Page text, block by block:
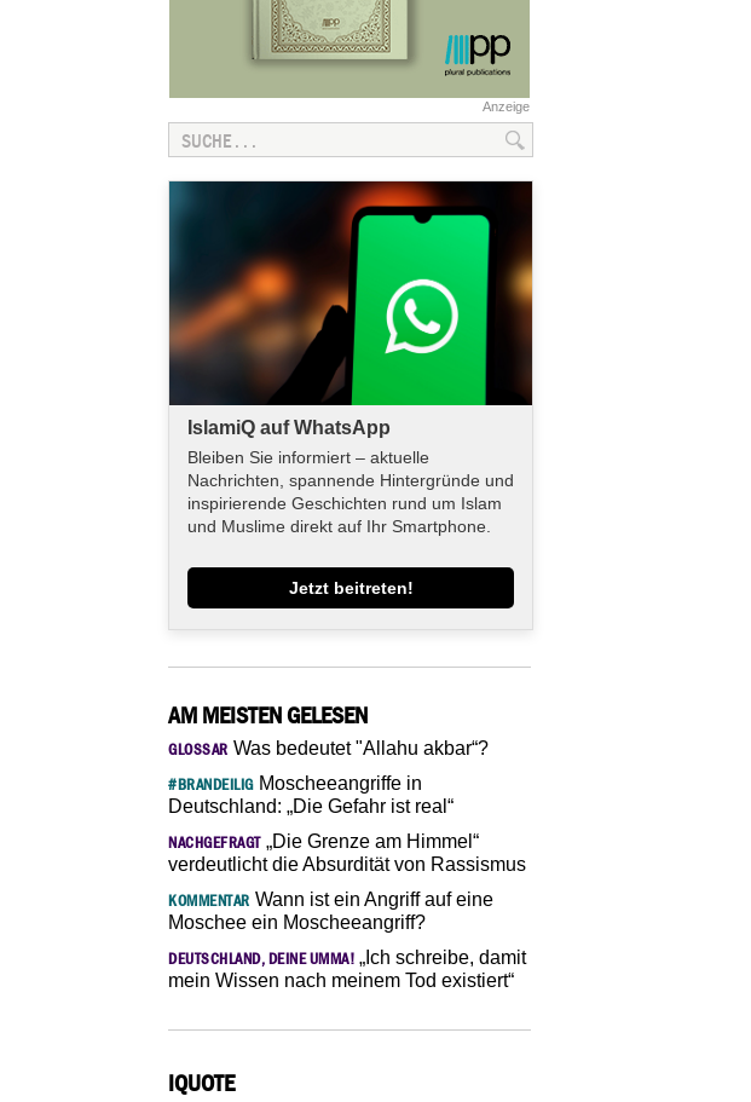
Anzeige
IslamiQ auf WhatsApp
Bleiben Sie informiert – aktuelle
Nachrichten, spannende Hintergründe und
inspirierende Geschichten rund um Islam
und Muslime direkt auf Ihr Smartphone.
Jetzt beitreten!
AM MEISTEN GELESEN
GLOSSAR Was bedeutet "Allahu akbar“?
#BRANDEILIGMoscheeangriffe in
Deutschland: „Die Gefahr ist real“
NACHGEFRAGT„Die Grenze am Himmel“
verdeutlicht die Absurdität von Rassismus
KOMMENTAR Wann ist ein Angriff auf eine
Moschee ein Moscheeangriff?
DEUTSCHLAND, DEINE UMMA! „Ich schreibe, damit
mein Wissen nach meinem Tod existiert“
IQUOTE